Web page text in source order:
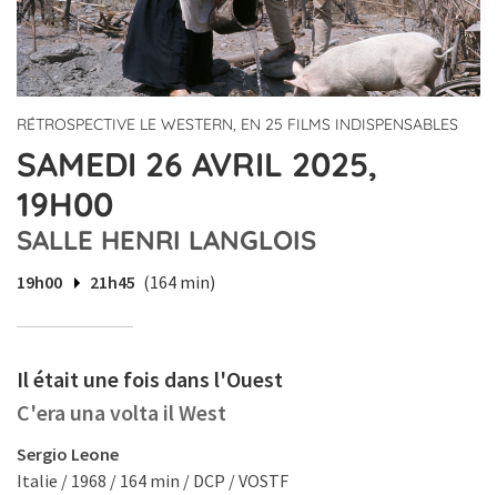
RÉTROSPECTIVE LE WESTERN, EN 25 FILMS INDISPENSABLES
SAMEDI 26 AVRIL 2025,
19H00
SALLE HENRI LANGLOIS
19h00 21h45 (164 min)
Il était une fois dans l'Ouest
C'era una volta il West
Sergio Leone
Italie / 1968 / 164 min / DCP / VOSTF